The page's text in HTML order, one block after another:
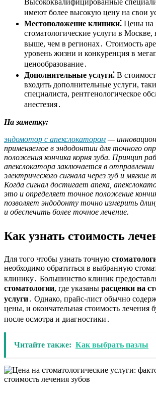
имеют более высокую цену на свои
Местоположение клиники⁚ Цены на
стоматологические услуги в Москве,
выше, чем в регионах․ Стоимость
уровень жизни и конкуренция в
ценообразование․
Дополнительные услуги⁚ В
входить дополнительные услуги,
специалиста, рентгенологическое
анестезия․
На заметку:
эндомотор с апекслокатором —
применяемое в эндодонтии для точного
положения кончика корня зуба. Принцип
апекслокатора заключается в
электрического сигнала через зуб и мягкие
Когда сигнал достигает апека,
это и определяет точное положение
позволяет эндодонту точно измерить
и обеспечить более точное лечение.
Как узнать стоимость
Для того чтобы узнать точную
необходимо обратиться в выбранную
клинику․ Большинство клиник
стоматологии, где указаны расценки на
услуги․ Однако, прайс-лист обычно
цены, и окончательная стоимость лечения
после осмотра и диагностики․
Читайте также: Как выбрать пазлы